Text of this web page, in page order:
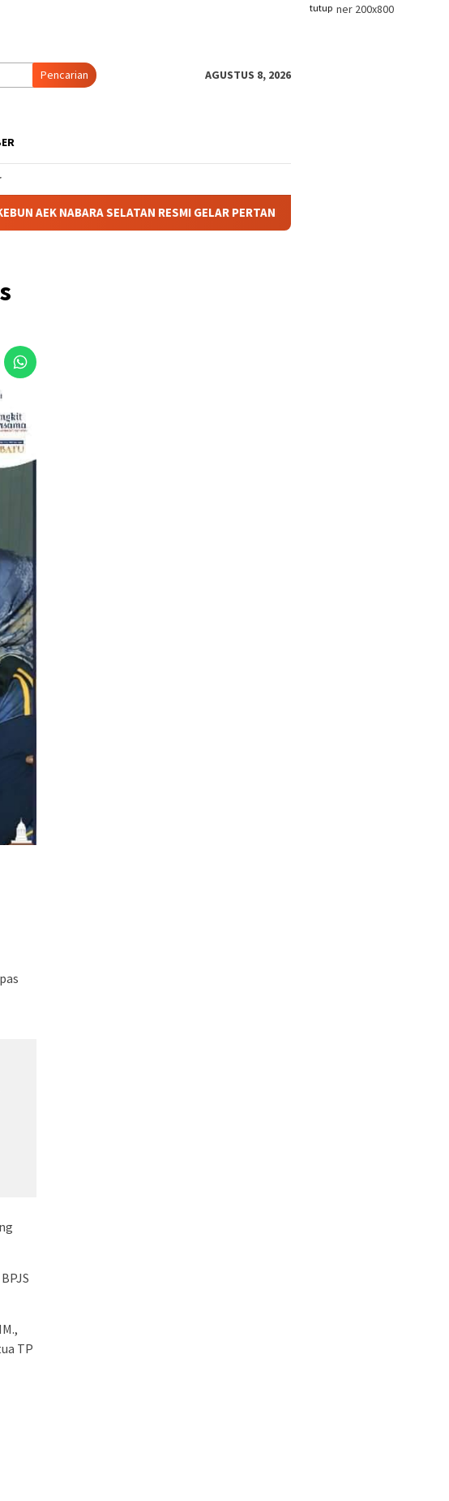
tutup
Pencarian AGUSTUS 8, 2026
SELATAN RESMI GELAR PERTANDINGAN OLAHRAGA ANTAR BAGIAN DAN
TP